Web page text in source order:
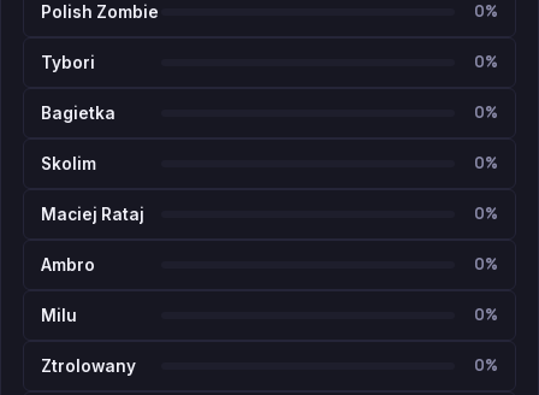
Polish Zombie 0%
Tybori 0%
Bagietka 0%
Skolim 0%
Maciej Rataj 0%
Ambro 0%
Milu 0%
Ztrolowany 0%